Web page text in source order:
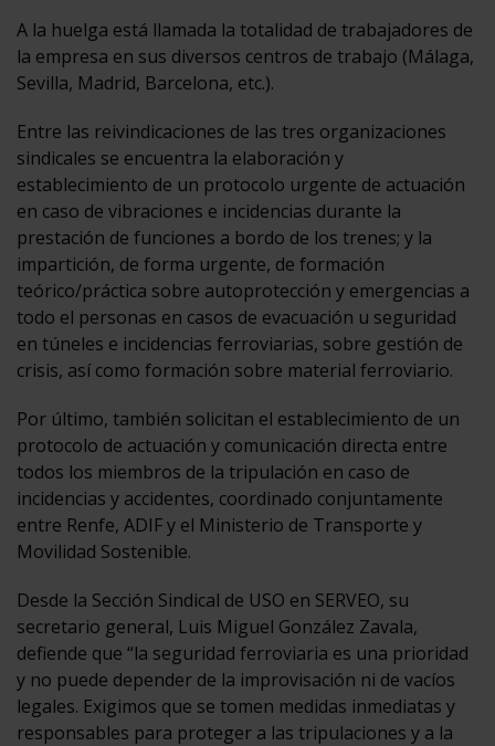
A la huelga está llamada la totalidad de trabajadores de
la empresa en sus diversos centros de trabajo (Málaga,
Sevilla, Madrid, Barcelona, etc.).
Entre las reivindicaciones de las tres organizaciones
sindicales se encuentra la elaboración y
establecimiento de un protocolo urgente de actuación
en caso de vibraciones e incidencias durante la
prestación de funciones a bordo de los trenes; y la
impartición, de forma urgente, de formación
teórico/práctica sobre autoprotección y emergencias a
todo el personas en casos de evacuación u seguridad
en túneles e incidencias ferroviarias, sobre gestión de
crisis, así como formación sobre material ferroviario.
Por último, también solicitan el establecimiento de un
protocolo de actuación y comunicación directa entre
todos los miembros de la tripulación en caso de
incidencias y accidentes, coordinado conjuntamente
entre Renfe, ADIF y el Ministerio de Transporte y
Movilidad Sostenible.
Desde la Sección Sindical de USO en SERVEO, su
secretario general, Luis Miguel González Zavala,
defiende que “la seguridad ferroviaria es una prioridad
y no puede depender de la improvisación ni de vacíos
legales. Exigimos que se tomen medidas inmediatas y
responsables para proteger a las tripulaciones y a la